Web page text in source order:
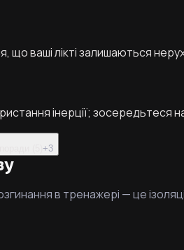
що ваші лікті залишаються
інерції; зосередьтеся
+3
в тренажері — це